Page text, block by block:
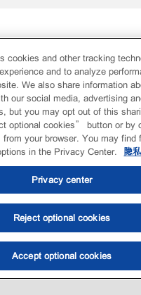
选油助手 查找门店
cookies and other tracking
and to analyze
We also share information
our social media, advertising
but you may opt out of this
optional cookies” button or by
from your browser. You may find
in the Privacy Center.
隐
Privacy center
Reject optional cookies
Accept optional cookies